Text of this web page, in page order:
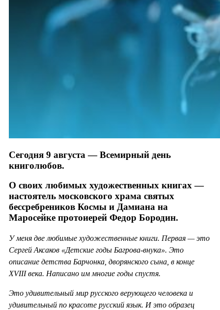
Сегодня 9 августа — Всемирный день
книголюбов.
О своих любимых художественных книгах —
настоятель московского храма святых
бессребреников Космы и Дамиана на
Маросейке протоиерей Федор Бородин.
У меня две любимые художественные книги. Первая — это
Сергей Аксаков «Детские годы Багрова-внука». Это
описание детства Барчонка, дворянского сына, в конце
XVIII века. Написано им многие годы спустя.
Это удивительный мир русского верующего человека и
удивительный по красоте русский язык. И это образец